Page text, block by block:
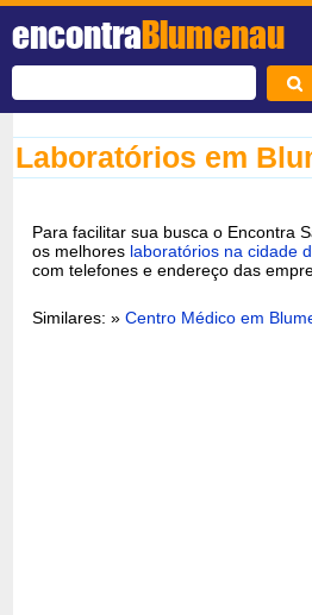
encontraBlumenau
Laboratórios em
Para facilitar sua busca o Encontra
os melhores laboratórios na cidade
com telefones e endereço das
Similares: »Centro Médico em